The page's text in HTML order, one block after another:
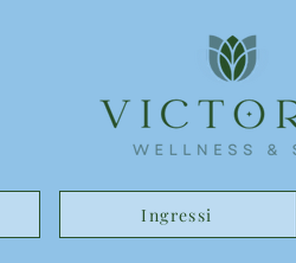
Ingressi